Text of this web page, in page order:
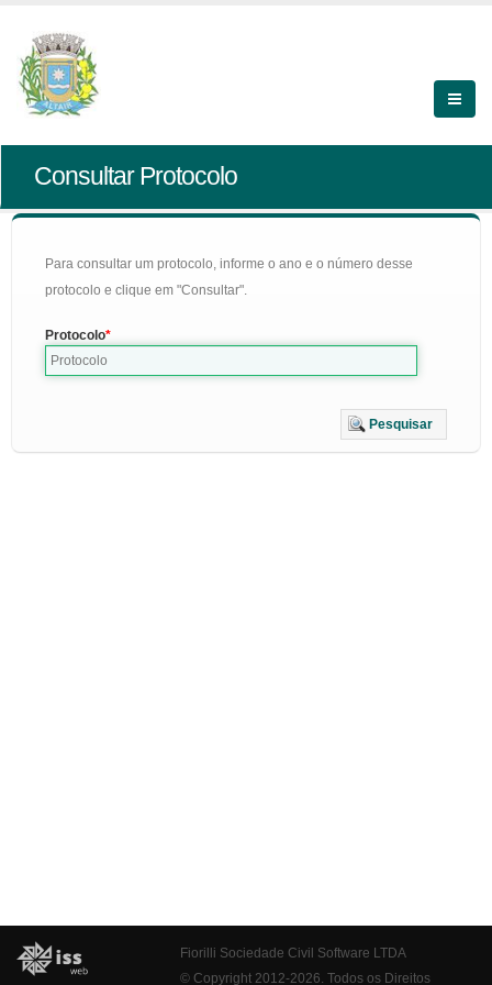
Consultar Protocolo
Para consultar um protocolo, informe o ano e o número desse
protocolo e clique em "Consultar".
Protocolo
Pesquisar
Fiorilli Sociedade Civil Software LTDA
© Copyright 2012-2026. Todos os Direitos